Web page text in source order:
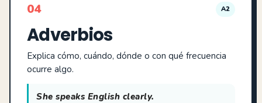
04 A2
Adverbios
Explica cómo, cuándo, dónde o con qué frecuencia
ocurre algo.
She speaks English clearly.